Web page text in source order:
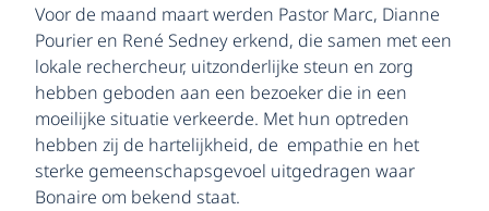
Voor de maand maart werden Pastor Marc, Dianne
Pourier en René Sedney erkend, die samen met een
lokale rechercheur, uitzonderlijke steun en zorg
hebben geboden aan een bezoeker die in een
moeilijke situatie verkeerde. Met hun optreden
hebben zij de hartelijkheid, de empathie en het
sterke gemeenschapsgevoel uitgedragen waar
Bonaire om bekend staat.